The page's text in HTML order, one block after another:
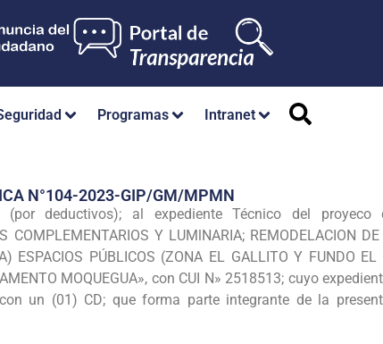
Programas Intranet
N°104-2023-GIP/GM/MPMN
(por deductivos); al expediente Técnico del proyeco
Y LUMlNARIA; REMODELACION DE
ESPACIOS PÚBLICOS (ZONA EL GALLITO Y FUNDO EL
MOQUEGUA», con CUI N» 2518513; cuyo
un (01) CD; que forma parte integrante de la